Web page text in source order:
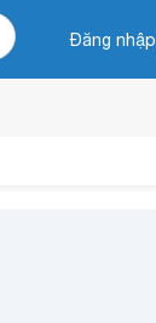
Đăng nhập